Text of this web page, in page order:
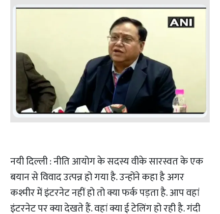
नयी दिल्ली : नीति आयोग के सदस्य वीके सारस्वत के एक
बयान से विवाद उत्पन्न हो गया है. उन्होंने कहा है अगर
कश्मीर में इंटरनेट नहीं हो तो क्या फर्क पड़ता है. आप वहां
इंटरनेट पर क्या देखते हैं. वहां क्या ई टेलिंग हो रही है. गंदी